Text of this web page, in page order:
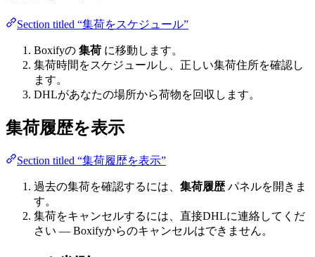
Section titled “集荷をスケジュール”
Boxifyの 集荷 に移動します。
集荷時間をスケジュールし、正しい集荷住所を確認し
ます。
DHLがあなたの場所から荷物を回収します。
集荷履歴を表示
Section titled “集荷履歴を表示”
過去の集荷を確認するには、 集荷履歴パネルを開きま
す。
集荷をキャンセルするには、直接DHLに連絡してくだ
さい — Boxifyからのキャンセルはできません。